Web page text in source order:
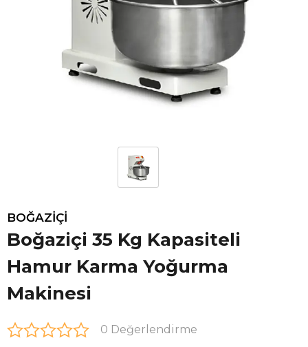
BOĞAZİÇİ
Boğaziçi 35 Kg Kapasiteli
Hamur Karma Yoğurma
Makinesi
0 Değerlendirme